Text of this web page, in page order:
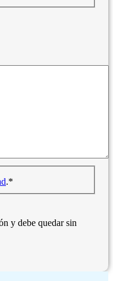
.*
y debe quedar sin